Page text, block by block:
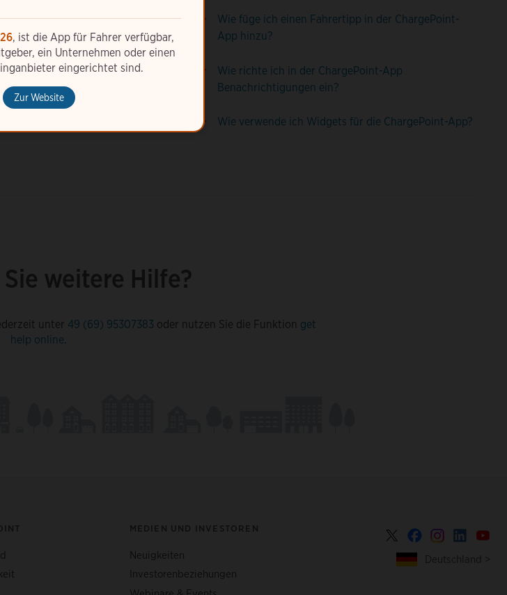
, ist die App für Fahrer verfügbar,
ein Unternehmen oder einen
eingerichtet sind.
Zur Website
der ChargePoint-App tun?
Wie füge ich einen Fahrertipp in der ChargePoint-
App hinzu?
die ChargePoint-Ladeaktivität
Wie richte ich in der ChargePoint-App
Benachrichtigungen ein?
Wie verwende ich Widgets für die ChargePoint-App?
weitere Hilfe?
unter 49 (69) 95307383 oder nutzen Sie die Funktion get
help online
MEDIEN UND INVESTOREN
Neuigkeiten
Investorenbeziehungen
Deutschland >